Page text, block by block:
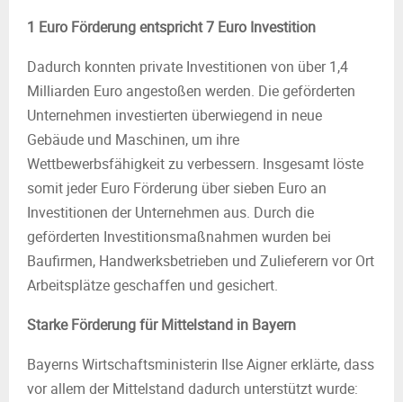
1 Euro Förderung entspricht 7 Euro Investition
Dadurch konnten private Investitionen von über 1,4
Milliarden Euro angestoßen werden. Die geförderten
Unternehmen investierten überwiegend in neue
Gebäude und Maschinen, um ihre
Wettbewerbsfähigkeit zu verbessern. Insgesamt löste
somit jeder Euro Förderung über sieben Euro an
Investitionen der Unternehmen aus. Durch die
geförderten Investitionsmaßnahmen wurden bei
Baufirmen, Handwerksbetrieben und Zulieferern vor Ort
Arbeitsplätze geschaffen und gesichert.
Starke Förderung für Mittelstand in Bayern
Bayerns Wirtschaftsministerin Ilse Aigner erklärte, dass
vor allem der Mittelstand dadurch unterstützt wurde: